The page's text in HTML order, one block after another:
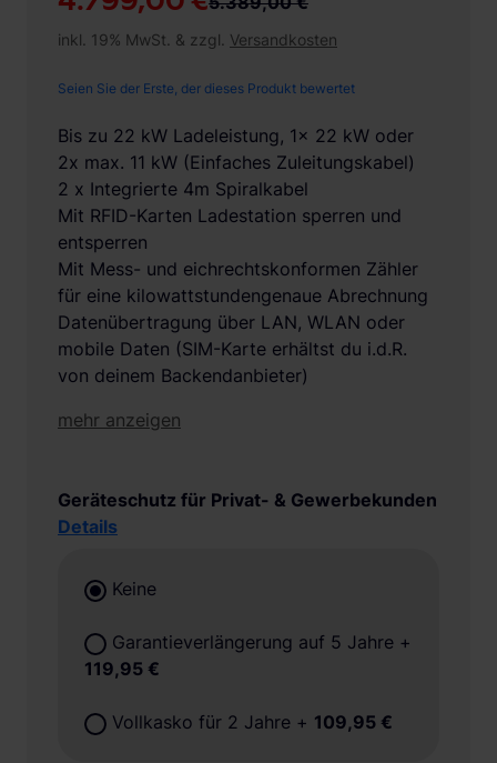
inkl. 19% MwSt. & zzgl. Versandkosten
Seien Sie der Erste, der dieses Produkt bewertet
Bis zu 22 kW Ladeleistung, 1x 22 kW oder
2x max. 11 kW (Einfaches Zuleitungskabel)
2 x Integrierte 4m Spiralkabel
Mit RFID-Karten Ladestation sperren und
entsperren
Mit Mess- und eichrechtskonformen Zähler
für eine kilowattstundengenaue Abrechnung
Datenübertragung über LAN, WLAN oder
mobile Daten (SIM-Karte erhältst du i.d.R.
von deinem Backendanbieter)
mehr anzeigen
Geräteschutz für Privat- & Gewerbekunden
Details
Keine
Garantieverlängerung auf 5 Jahre +
119,95 €
Vollkasko für 2 Jahre + 109,95 €